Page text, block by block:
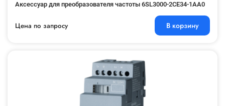
Аксессуар для преобразователя частоты 6SL3000-2CE34-1AA0
Цена по запросу В корзину